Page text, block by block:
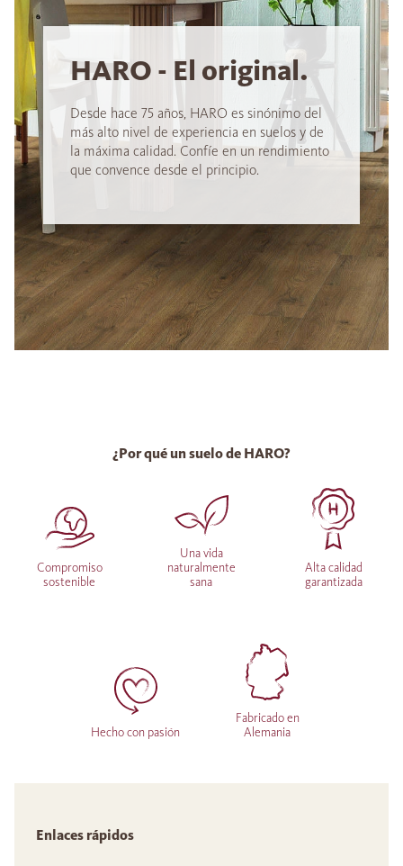
HARO - El original.
Desde hace 75 años, HARO es sinónimo del
más alto nivel de experiencia en suelos y de
la máxima calidad. Confíe en un rendimiento
que convence desde el principio.
¿Por qué un suelo de HARO?
Compromiso
sostenible
Una vida
naturalmente
sana
Alta calidad
garantizada
Hecho con pasión
Fabricado en
Alemania
Enlaces rápidos